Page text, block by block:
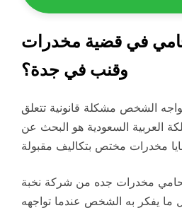
في قضية مخدرات
وقنب في جدة؟
الشخص مشكلة قانونية تتعلق
العربية السعودية هو البحث عن
مخدرات جده من شركة نخبة
ما يفكر به الشخص عندما تواجهه